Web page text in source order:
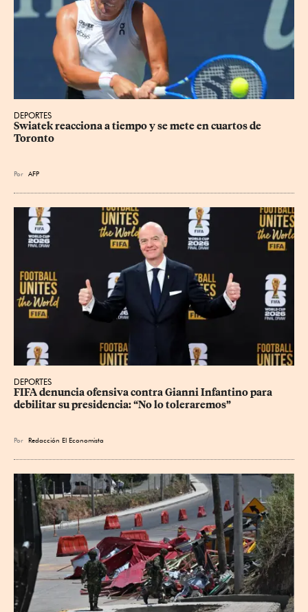
DEPORTES
Swiatek reacciona a tiempo y se mete en cuartos de
Toronto
Por AFP
DEPORTES
FIFA denuncia ofensiva contra Gianni Infantino para
debilitar su presidencia: “No lo toleraremos”
Por Redacción El Economista